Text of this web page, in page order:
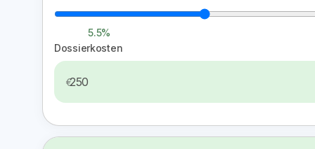
5.5%
Dossierkosten